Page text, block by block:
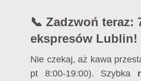
📞 Zadzwoń teraz:
ekspresów Lublin!
Nie czekaj, aż kawa
pt 8:00-19:00). Szybka